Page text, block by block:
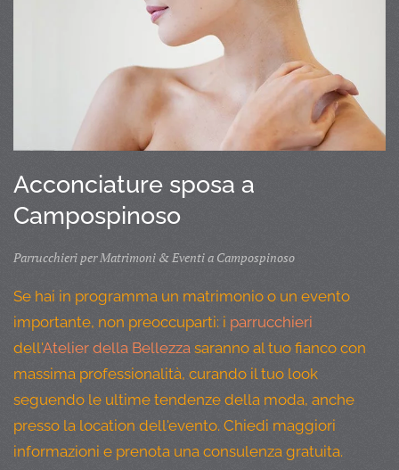
Acconciature sposa a
Campospinoso
Parrucchieri per Matrimoni & Eventi a Campospinoso
Se hai in programma un matrimonio o un evento
importante, non preoccuparti: i parrucchieri
dell'Atelier della Bellezza saranno al tuo fianco con
massima professionalità, curando il tuo look
seguendo le ultime tendenze della moda, anche
presso la location dell'evento. Chiedi maggiori
informazioni e prenota una consulenza gratuita.